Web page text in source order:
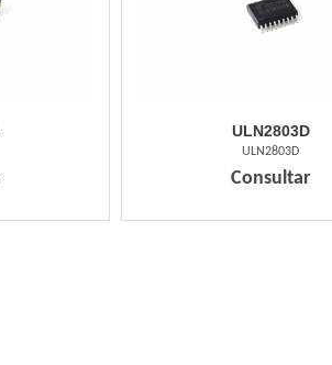
ULN2803D
ULN2803D
Consultar